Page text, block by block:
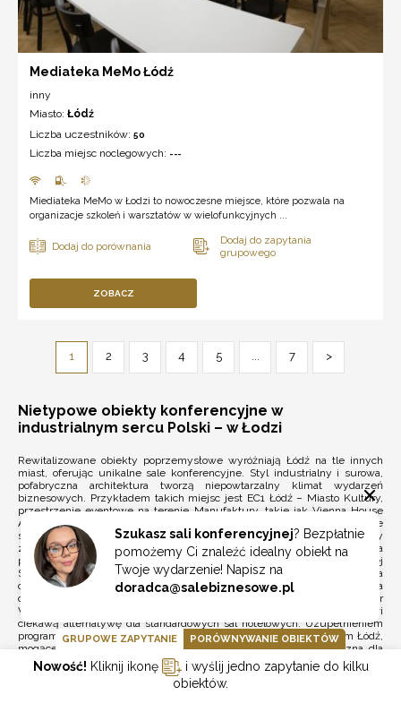
Mediateka MeMo Łódź
inny
Miasto: Łódź
Liczba uczestników: 50
Liczba miejsc noclegowych: ---
Miediateka MeMo w Łodzi to nowoczesne miejsce, które pozwala na
organizacje szkoleń i warsztatów w wielofunkcyjnych ...
ZOBACZ
1 2 3 4 5 7 >
Nietypowe obiekty konferencyjne w
industrialnym sercu Polski – w Łodzi
Rewitalizowane obiekty poprzemysłowe wyróżniają Łódź na tle innych
miast, oferując unikalne sale konferencyjne. Styl industrialny i surowa,
pofabryczna architektura tworzą niepowtarzalny klimat wydarzeń
biznesowych. Przykładem takich miejsc jest EC1 Łódź – Miasto Kultury,
przestrzenie eventowe na terenie Manufaktury, takie jak Vienna House
Andel's , nowoczesny
, który oferuje nowoczesne
sale konferencyjne w sąsiedztwie Pałacu Poznańskiego, a także obiekty
zlokalizowane na Księżym Młynie. Warto również zwrócić uwagę na
przestrzenie biznesowe rozwijające się w otoczeniu Łódzkiej Specjalnej
Strefy Ekonomicznej, która od lat przyciąga inwestorów i sprzyja
organizacji wydarzeń dla środowiska biznesowego. Konferencje można
organizować również w prestiżowych instytucjach kultury, takich jak Teatr
Wielki w Łodzi czy Filharmonia Łódzka im. Artura Rubinsteina, co stanowi
ciekawą alternatywę dla standardowych sal hotelowych. Uzupełnieniem
programu wydarzenia może być integracyjna wizyta w Orientarium Łódź,
mogące pomieścić do 350 gości lub wyjątkowa kolacja oceaniczna dla
maksymalnie 150 osób, stanowiąca atrakcyjne zakończenie dnia
konferencyjnego. Popularnym miejscem spotkań po godzinach jest także
OFF Piotrkowska, będąca symbolem udanej rewitalizacji miasta.
Szukasz sali konferencyjnej? Bezpłatnie
pomożemy Ci znaleźć idealny obiekt na
Twoje wydarzenie! Napisz na
doradca@salebiznesowe.pl
GRUPOWE ZAPYTANIE PORÓWNYWANIE OBIEKTÓW
Nowość! Kliknij ikonę
i wyślij jedno zapytanie do kilku
obiektów.